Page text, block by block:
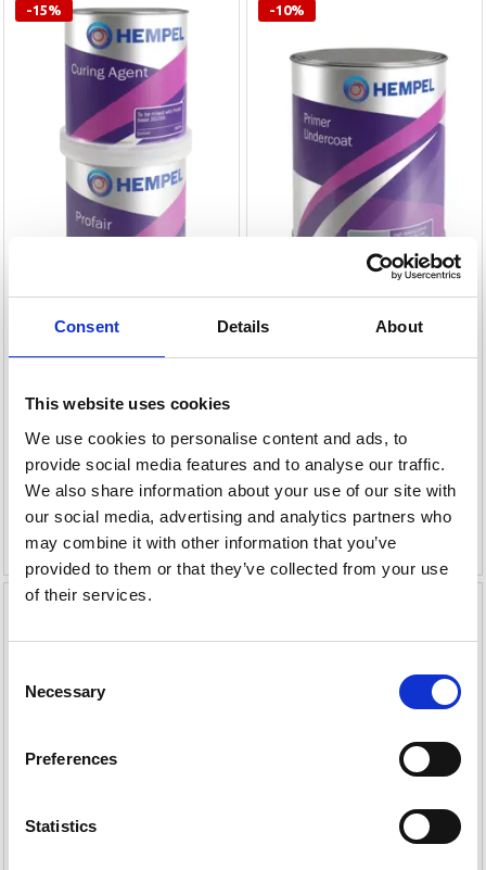
Consent Details About
This website uses cookies
We use cookies to personalise content and ads, to
provide social media features and to analyse our traffic.
We also share information about your use of our site with
our social media, advertising and analytics partners who
may combine it with other information that you’ve
provided to them or that they’ve collected from your use
of their services.
Selection
Necessary
Preferences
Statistics
-15%
317,90 DKK
Du sparer:56,10 DKK
Leveringstid er 1-3 dag(e)
Læg i kurv
-10%
Du sparer:33,40 DKK
Leveringstid er 1-3 dag(e)
Se produktet
-15%